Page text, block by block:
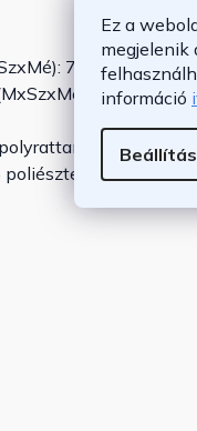
Ez a
megjelenik
információ
71 x 31 x 28 cm
18 x 23 x 23
30% pamut